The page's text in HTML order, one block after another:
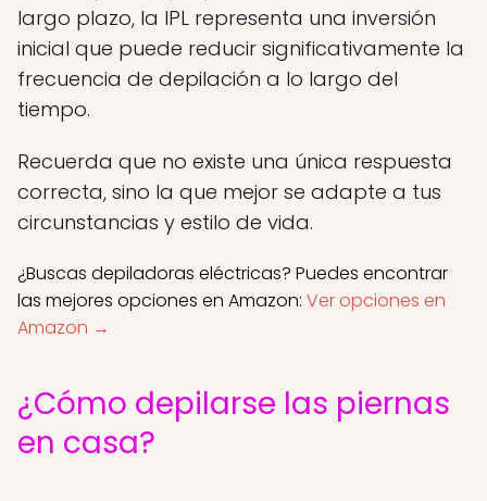
largo plazo, la IPL representa una inversión
inicial que puede reducir significativamente la
frecuencia de depilación a lo largo del
tiempo.
Recuerda que no existe una única respuesta
correcta, sino la que mejor se adapte a tus
circunstancias y estilo de vida.
¿Buscas depiladoras eléctricas? Puedes encontrar
las mejores opciones en Amazon: Ver opciones en
Amazon →
¿Cómo depilarse las piernas
en casa?